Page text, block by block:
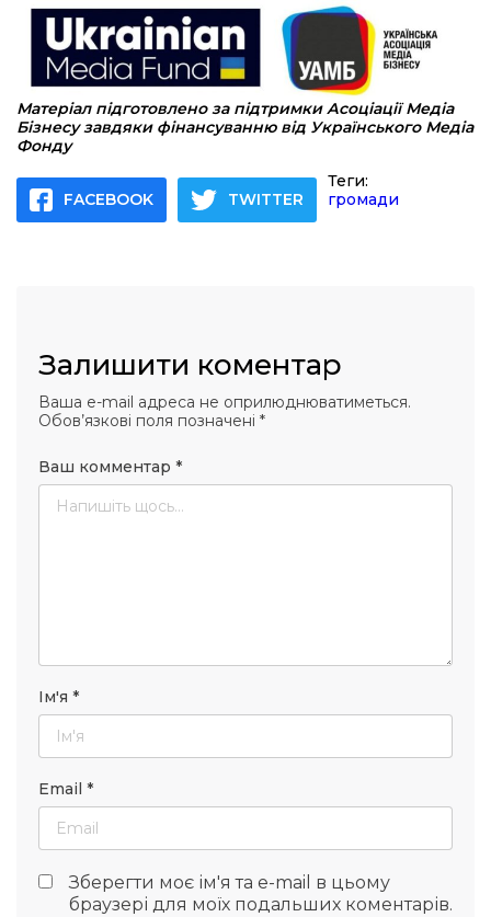
Матеріал підготовлено за підтримки Асоціації Медіа
Бізнесу завдяки фінансуванню від Українського Медіа
Фонду
FACEBOOK TWITTER
Теги:
громади
Залишити коментар
Ваша e-mail адреса не оприлюднюватиметься.
Обов’язкові поля позначені *
Ваш комментар *
Ім'я *
Email *
Зберегти моє ім'я та e-mail в цьому
браузері для моїх подальших коментарів.